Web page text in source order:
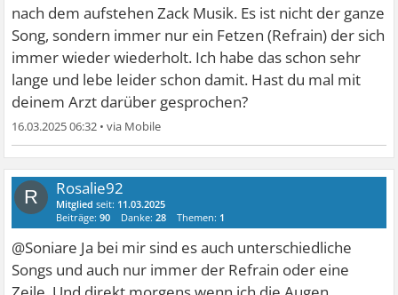
nach dem aufstehen Zack Musik. Es ist nicht der ganze
Song, sondern immer nur ein Fetzen (Refrain) der sich
immer wieder wiederholt. Ich habe das schon sehr
lange und lebe leider schon damit. Hast du mal mit
deinem Arzt darüber gesprochen?
16.03.2025 06:32 •
R Rosalie92
Mitglied seit: 11.03.2025
Beiträge:90 Danke:28 Themen: 1
@Soniare Ja bei mir sind es auch unterschiedliche
Songs und auch nur immer der Refrain oder eine